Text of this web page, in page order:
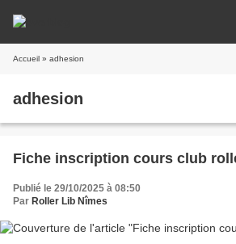
Accueil » adhesion
adhesion
Fiche inscription cours club
Publié le 29/10/2025 à 08:50
Par Roller Lib Nîmes